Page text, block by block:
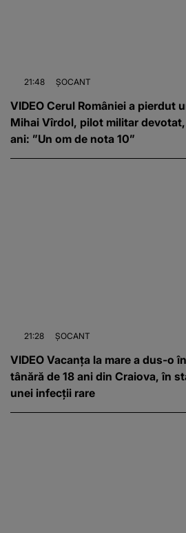
21:48 ȘOCANT
VIDEO Cerul României a pierdut
Mihai Vîrdol, pilot militar
ani: ”Un om de nota 10”
21:28 ȘOCANT
VIDEO Vacanța la mare a dus-o
tânără de 18 ani din Craiova, în
unei infecții rare